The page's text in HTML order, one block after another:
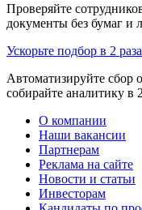
Проверяйте
документы без бумаг и
Ускорьте подбор в 2
Автоматизируйте сбор
собирайте аналитику в
О компании
Наши вакансии
Партнерам
Реклама на сайте
Новости и статьи
Инвесторам